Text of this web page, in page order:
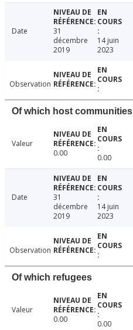
Date
31
décembre
2019
14 juin
2023
Observation
Of which host communities
Valeur
0.00
0.00
Date
31
décembre
2019
14 juin
2023
Observation
Of which refugees
Valeur
0.00
0.00